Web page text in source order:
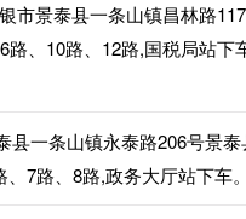
市景泰县一条山镇昌林路
、10路、12路,国税局站下车
县一条山镇永泰路206号景
7路、8路,政务大厅站下车。